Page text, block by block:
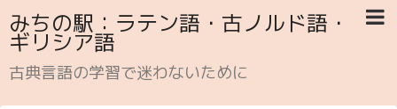
みちの駅：ラテン語・古ノルド語・
ギリシア語
古典言語の学習で迷わないために